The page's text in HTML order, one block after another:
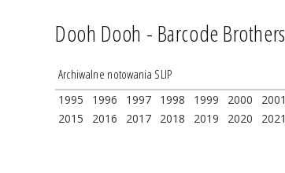
Dooh Dooh - Barcode Brothers
Archiwalne notowania SLIP
1995 1996 1997 1998 1999 2000 2001
2015
2016 2017 2018 2019 2020 2021